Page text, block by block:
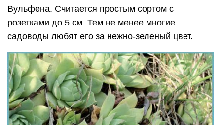
Вульфена. Считается простым сортом с
розетками до 5 см. Тем не менее многие
садоводы любят его за нежно-зеленый цвет.